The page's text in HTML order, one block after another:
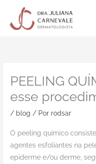
PEELING
esse
/ blog / Por rodsar
O peeling químico
agentes esfoliantes na
epiderme e/ou derme,